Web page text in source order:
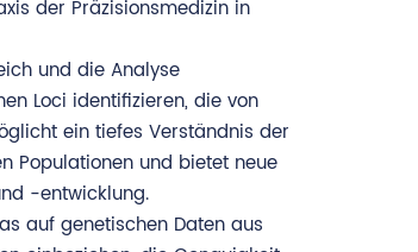
der Präzisionsmedizin in
und die Analyse
Loci identifizieren, die von
ein tiefes Verständnis der
Populationen und bietet neue
-entwicklung.
auf genetischen Daten aus